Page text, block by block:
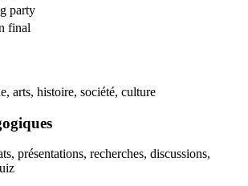
party
final
arts, histoire, société, culture
présentations, recherches, discussions,